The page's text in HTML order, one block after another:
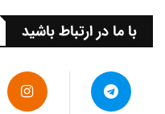
با ما در ارتباط باشید